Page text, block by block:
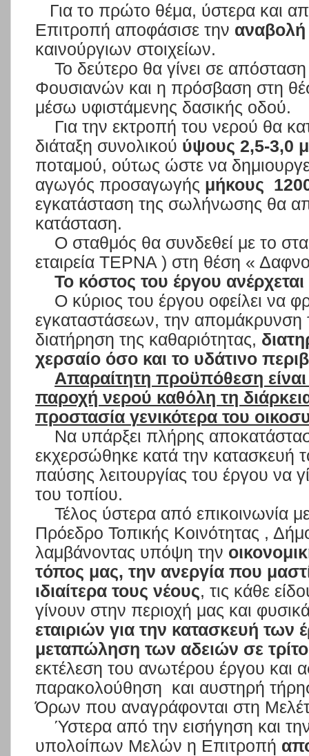
Για το πρώτο θέμα, ύστερα και
Επιτροπή αποφάσισε την αναβολή
καινούργιων στοιχείων.
Το δεύτερο θα γίνει σε
Φουσιανών και η πρόσβαση στη
μέσω υφιστάμενης δασικής οδού.
Για την εκτροπή του νερού θα
διάταξη συνολικού ύψους 2,5-3,0 μ
ποταμού, ούτως ώστε να
αγωγός προσαγωγής μήκους
εγκατάσταση της σωλήνωσης θα
κατάσταση.
Ο σταθμός θα συνδεθεί με το
εταιρεία ΤΕΡΝΑ ) στη θέση «
Το κόστος του έργου
Ο κύριος του έργου οφείλει να
εγκαταστάσεων, την απομάκρυνση
διατήρηση της καθαριότητας,
χερσαίο όσο και το υδάτινο
Απαραίτητη προϋπόθεση
παροχή νερού καθόλη τη
προστασία γενικότερα του
Να υπάρξει πλήρης
εκχερσώθηκε κατά την κατασκευή
παύσης λειτουργίας του έργου να
του τοπίου.
Τέλος ύστερα από επικοινωνία
Πρόεδρο Τοπικής Κοινότητας ,
λαμβάνοντας υπόψη την
τόπος μας, την ανεργία που
ιδιαίτερα τους νέους, τις κάθε
γίνουν στην περιοχή μας και
εταιριών για την κατασκευή των
μεταπώληση των αδειών σε
εκτέλεση του ανωτέρου έργου και
παρακολούθηση και αυστηρή
Όρων που αναγράφονται στη
Ύστερα από την εισήγηση και
υπολοίπων Μελών η Επιτροπή